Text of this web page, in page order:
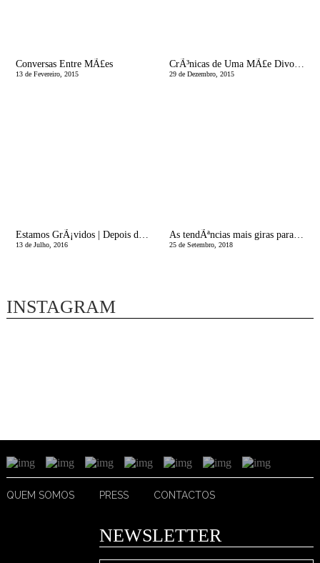
Conversas Entre MÃ£es
13 de Fevereiro, 2015
CrÃ³nicas de Uma MÃ£e Divorciada | Eu nÃ£o preciso de vocÃªs filhos
29 de Dezembro, 2015
Estamos GrÃ¡vidos | Depois do nascimentoâ€¦ Gerir visitas!
13 de Julho, 2016
As tendÃªncias mais giras para os nossos bebÃ©s | Puericultura Madrid 2018
25 de Setembro, 2018
INSTAGRAM
QUEM SOMOS PRESS CONTACTOS
NEWSLETTER